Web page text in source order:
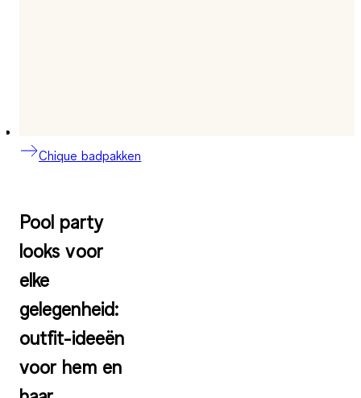
Chique badpakken
Pool party
looks voor
elke
gelegenheid:
outfit-ideeën
voor hem en